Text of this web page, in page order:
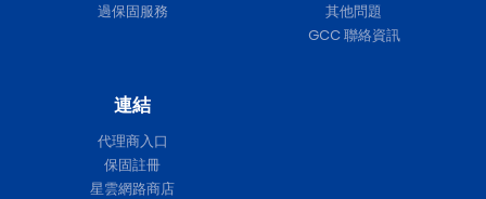
過保固服務
其他問題
GCC 聯絡資訊
連結
代理商入口
保固註冊
星雲網路商店